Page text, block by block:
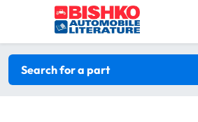
Skip to main content
Search filters
Search for a part